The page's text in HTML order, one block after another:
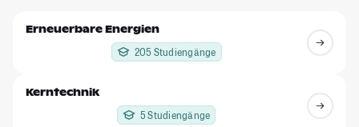
Erneuerbare Energien
205 Studiengänge
Kerntechnik
5 Studiengänge